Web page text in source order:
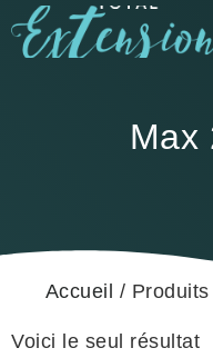
Max
Accueil / Produits
Voici le seul résultat